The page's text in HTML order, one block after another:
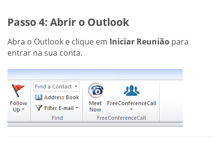
Passo 4: Abrir o Outlook
Abra o Outlook e clique em Iniciar Reunião para
entrar na sua conta.